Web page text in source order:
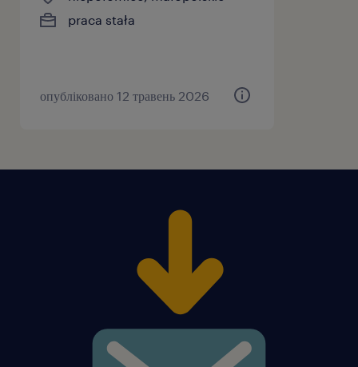
praca stała
опубліковано 12 травень 2026